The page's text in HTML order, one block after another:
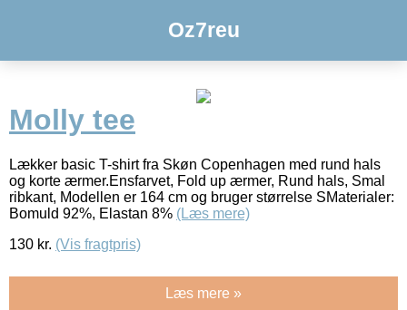
Oz7reu
Molly tee
Lækker basic T-shirt fra Skøn Copenhagen med rund hals
og korte ærmer.Ensfarvet, Fold up ærmer, Rund hals, Smal
ribkant, Modellen er 164 cm og bruger størrelse SMaterialer:
Bomuld 92%, Elastan 8% (Læs mere)
130 kr. (Vis fragtpris)
Læs mere »